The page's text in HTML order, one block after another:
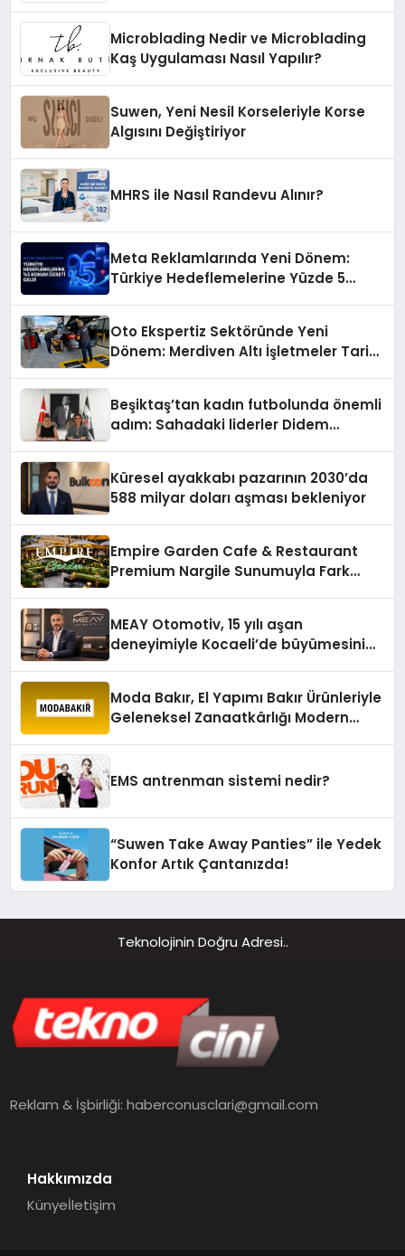
Microblading Nedir ve Microblading
Kaş Uygulaması Nasıl Yapılır?
Suwen, Yeni Nesil Korseleriyle Korse
Algısını Değiştiriyor
MHRS ile Nasıl Randevu Alınır?
Meta Reklamlarında Yeni Dönem:
Türkiye Hedeflemelerine Yüzde 5
Oto Ekspertiz Sektöründe Yeni
Dönem: Merdiven Altı İşletmeler Tarih
Beşiktaş’tan kadın futbolunda önemli
adım: Sahadaki liderler Didem
Küresel ayakkabı pazarının 2030’da
588 milyar doları aşması bekleniyor
Empire Garden Cafe & Restaurant
Premium Nargile Sunumuyla Fark
MEAY Otomotiv, 15 yılı aşan
deneyimiyle Kocaeli’de büyümesini
Moda Bakır, El Yapımı Bakır Ürünleriyle
Geleneksel Zanaatkârlığı Modern
EMS antrenman sistemi nedir?
“Suwen Take Away Panties” ile Yedek
Konfor Artık Çantanızda!
Teknolojinin Doğru Adresi..
Reklam & İşbirliği:haberconusclari@gmail.com
Hakkımızda
Künyeİletişim